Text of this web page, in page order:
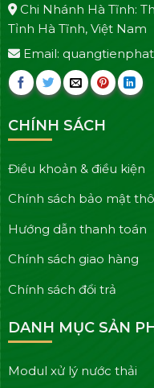
Chi Nhánh Hà Tĩnh:
Tỉnh Hà Tĩnh, Việt Nam
Email:
CHÍNH SÁCH
Điều khoản & điều kiện
Chính sách bảo mật
Hướng dẫn thanh toán
Chính sách giao hàng
Chính sách đổi trả
DANH MỤC SẢN
Modul xử lý nước thải